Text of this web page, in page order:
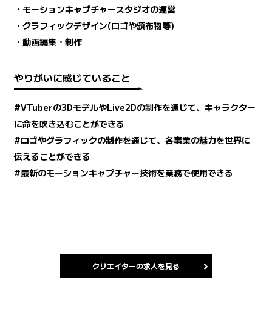
・モーションキャプチャースタジオの運営
・グラフィックデザイン(ロゴや頒布物等)
・動画編集・制作
やりがいに感じていること
#VTuberの3DモデルやLive2Dの制作を通じて、キャラクター
に命を吹き込むことができる
#ロゴやグラフィックの制作を通じて、各事業の魅力を世界に
伝えることができる
#最新のモーションキャプチャー技術を業務で使用できる
クリエイターの求人を見る